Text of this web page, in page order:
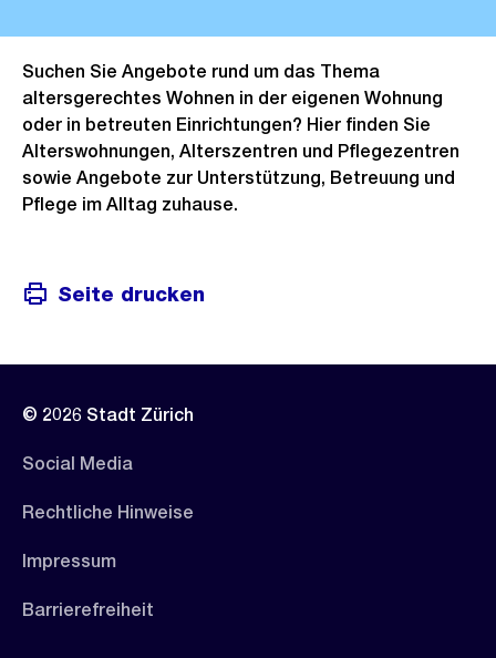
Suchen Sie Angebote rund um das Thema
altersgerechtes Wohnen in der eigenen Wohnung
oder in betreuten Einrichtungen? Hier finden Sie
Alterswohnungen, Alterszentren und Pflegezentren
sowie Angebote zur Unterstützung, Betreuung und
Pflege im Alltag zuhause.
Seite drucken
© 2026 Stadt Zürich
Social Media
Rechtliche Hinweise
Impressum
Barrierefreiheit